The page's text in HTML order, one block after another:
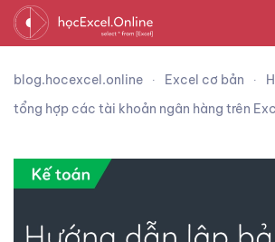
blog.hocexcel.online Excel cơ bản
tổng hợp các tài khoản ngân hàng trên